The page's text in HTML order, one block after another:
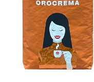
Topping
Aparate SH
Promotii
Stabilizatoare tensiune
Piese schimb espressoare